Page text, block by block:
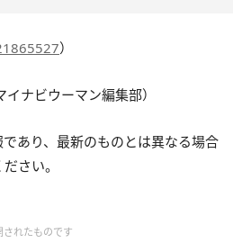
）
イナビウーマン編集部）
あり、最新のものとは異なる場合
さい。
れたものです